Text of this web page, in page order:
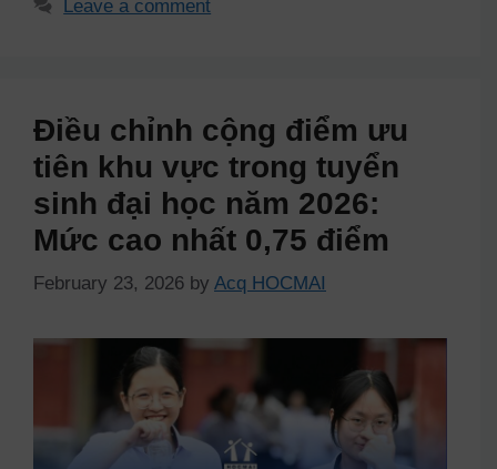
Leave a comment
Điều chỉnh cộng điểm ưu
tiên khu vực trong tuyển
sinh đại học năm 2026:
Mức cao nhất 0,75 điểm
February 23, 2026 by Acq HOCMAI